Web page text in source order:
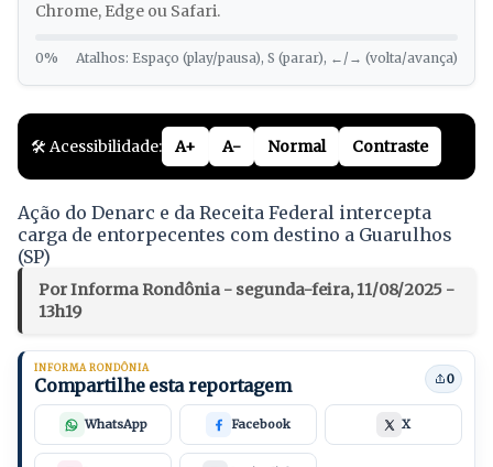
Chrome, Edge ou Safari.
0% Atalhos: Espaço (play/pausa), S (parar), ←/→ (volta/avança)
🛠️ Acessibilidade: A+ A- Normal Contraste
Ação do Denarc e da Receita Federal intercepta
carga de entorpecentes com destino a Guarulhos
(SP)
Por Informa Rondônia - segunda-feira, 11/08/2025 -
13h19
INFORMA RONDÔNIA
Compartilhe esta reportagem 0
WhatsApp Facebook X